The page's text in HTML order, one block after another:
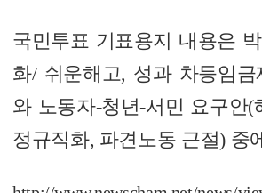
국민투표 기표용지 내용은
화/ 쉬운해고, 성과 차등임
와 노동자-청년-서민 요구안
정규직화, 파견노동 근절) 중